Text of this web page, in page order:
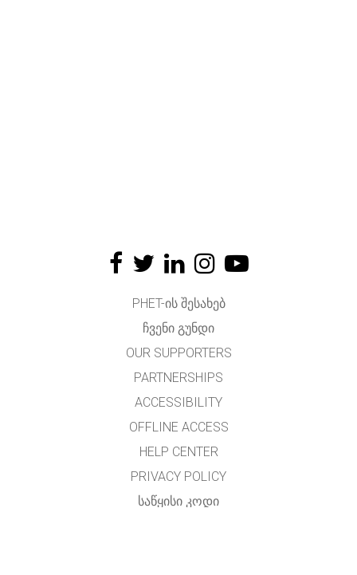
PHET-ᲘᲡ ᲨᲔᲡᲐᲮᲔᲑ
ᲩᲕᲔᲜᲘ ᲒᲣᲜᲓᲘ
OUR SUPPORTERS
PARTNERSHIPS
ACCESSIBILITY
OFFLINE ACCESS
HELP CENTER
PRIVACY POLICY
ᲡᲐᲬᲧᲘᲡᲘ ᲙᲝᲓᲘ